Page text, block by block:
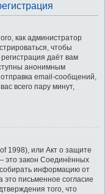
как администратор
чтобы
даёт вам
анонимным
email-сообщений,
всего пару минут,
1998), или Акт о защите
это закон Соединённых
информацию от
письменное согласие
того, что